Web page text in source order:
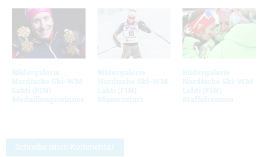
Bildergalerie
Nordische Ski-WM
Lahti (FIN)
Medaillengewinner
Bildergalerie
Nordische Ski-WM
Lahti (FIN)
Massenstart
Bildergalerie
Nordische Ski-WM
Lahti (FIN)
Staffelrennen
Schreibe einen Kommentar